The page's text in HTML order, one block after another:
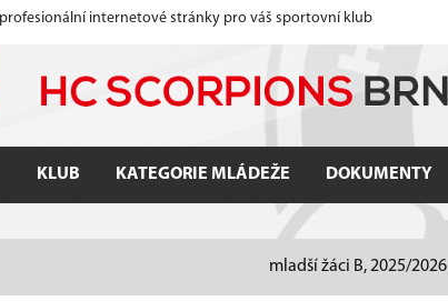
internetové stránky pro váš sportovní klub
KLUB KATEGORIE MLÁDEŽE DOKUMENTY
mladší žáci B, 2025/2026